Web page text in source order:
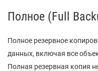
Полное (Full
Полное резервное
данных, включая все
Полная резервная копия